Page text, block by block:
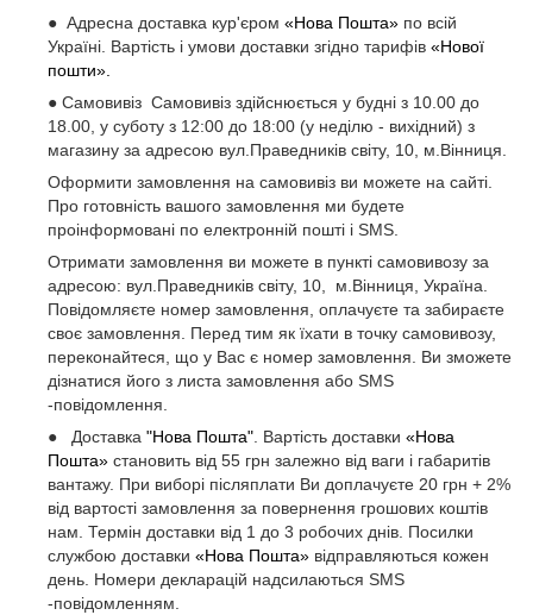
● Адресна доставка кур'єром «Нова Пошта» по всій
Україні. Вартість і умови доставки згідно тарифів «Нової
пошти».
● Самовивіз Самовивіз здійснюється у будні з 10.00 до
18.00, у суботу з 12:00 до 18:00 (у неділю - вихідний) з
магазину за адресою вул.Праведників світу, 10, м.Вінниця.
Оформити замовлення на самовивіз ви можете на сайті.
Про готовність вашого замовлення ми будете
проінформовані по електронній пошті і SMS.
Отримати замовлення ви можете в пункті самовивозу за
адресою: вул.Праведників світу, 10, м.Вінниця, Україна.
Повідомляєте номер замовлення, оплачуєте та забираєте
своє замовлення. Перед тим як їхати в точку самовивозу,
переконайтеся, що у Вас є номер замовлення. Ви зможете
дізнатися його з листа замовлення або SMS
-повідомлення.
● Доставка "Нова Пошта". Вартість доставки «Нова
Пошта» становить від 55 грн залежно від ваги і габаритів
вантажу. При виборі післяплати Ви доплачуєте 20 грн + 2%
від вартості замовлення за повернення грошових коштів
нам. Термін доставки від 1 до 3 робочих днів. Посилки
службою доставки «Нова Пошта» відправляються кожен
день. Номери декларацій надсилаються SMS
-повідомленням.